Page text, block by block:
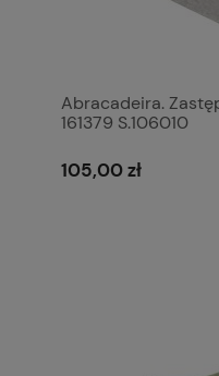
Abracadeira.
161379 S.106010
105,00 zł